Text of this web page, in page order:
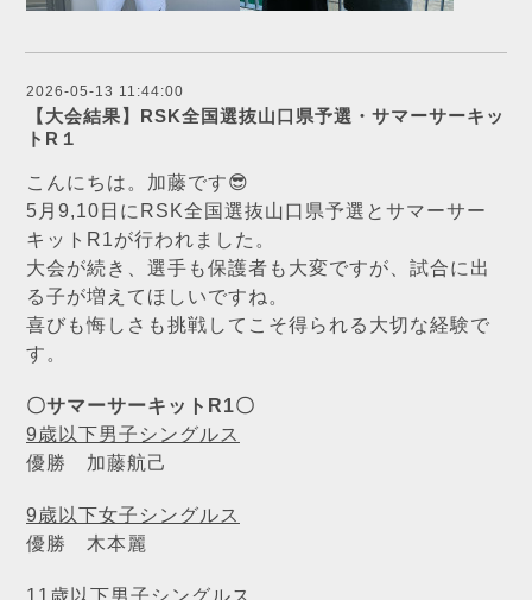
2026-05-13 11:44:00
【大会結果】RSK全国選抜山口県予選・サマーサーキッ
トR１
こんにちは。加藤です😎
5月9,10日にRSK全国選抜山口県予選とサマーサー
キットR1が行われました。
大会が続き、選手も保護者も大変ですが、試合に出
る子が増えてほしいですね。
喜びも悔しさも挑戦してこそ得られる大切な経験で
す。
〇サマーサーキットR1〇
9歳以下男子シングルス
優勝 加藤航己
9歳以下女子シングルス
優勝 木本麗
11歳以下男子シングルス